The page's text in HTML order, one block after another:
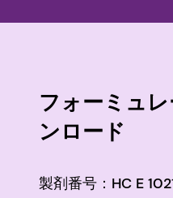
フォーミュ
ンロード
製剤番号：HC E